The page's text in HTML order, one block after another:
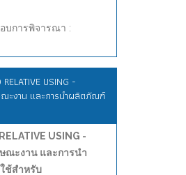
บการพิจารณา :
USING -
ะงาน และการนำผลิตภัณฑ์
USING -
ณะงาน และการนำ
ช้สำหรับ